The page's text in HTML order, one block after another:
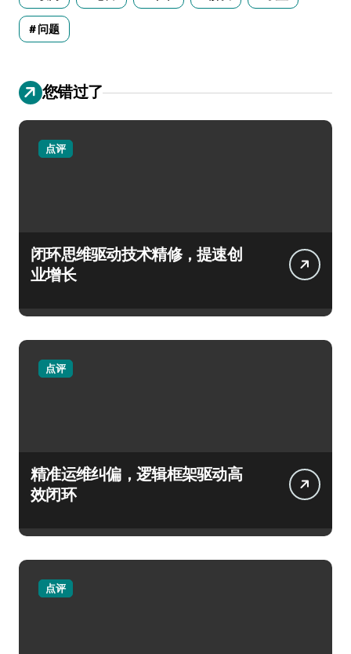
问题
您错过了
点评
闭环思维驱动技术精修，提速创
业增长
点评
精准运维纠偏，逻辑框架驱动高
效闭环
点评